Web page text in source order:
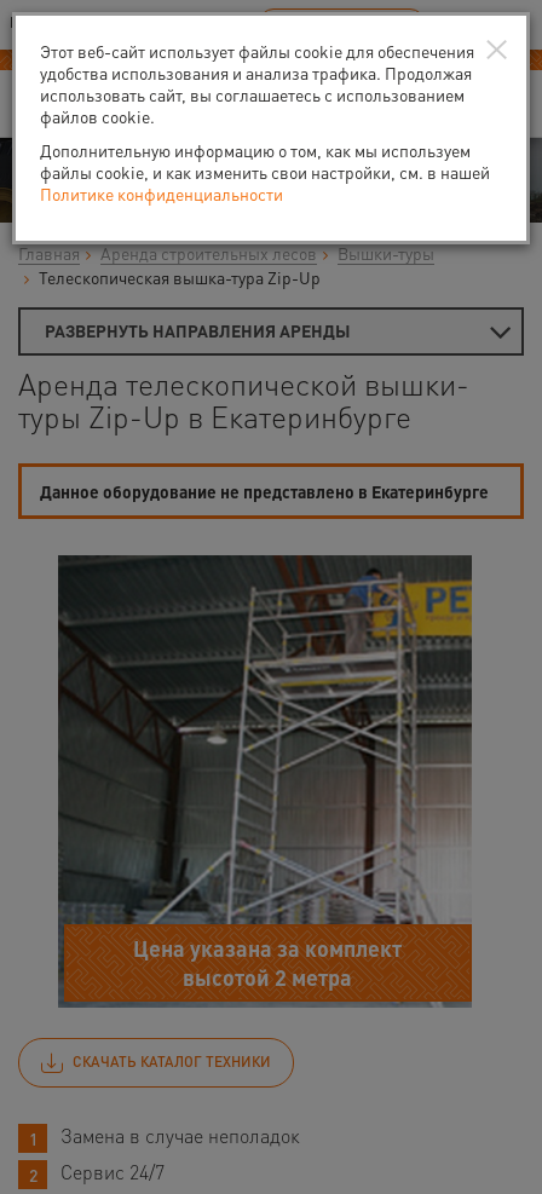
Ваш город:Екатеринбург
В Вашем регионе нет наших офисов RU EN
Аренда
Главная Аренда строительных лесов
Вышки-туры
Телескопическая вышка-тура Zip-Up
РАЗВЕРНУТЬ НАПРАВЛЕНИЯ АРЕНДЫ
Аренда телескопической вышки-
туры Zip-Up в Екатеринбурге
Данное оборудование не представлено в Екатеринбурге
Цена указана за комплект
высотой 2 метра
СКАЧАТЬ КАТАЛОГ ТЕХНИКИ
Замена в случае неполадок
Сервис 24/7
×
Этот веб-сайт использует файлы cookie для обеспечения
удобства использования и анализа трафика. Продолжая
использовать сайт, вы соглашаетесь с использованием
файлов cookie.
Дополнительную информацию о том, как мы используем
файлы cookie, и как изменить свои настройки, см. в нашей
Политике конфиденциальности